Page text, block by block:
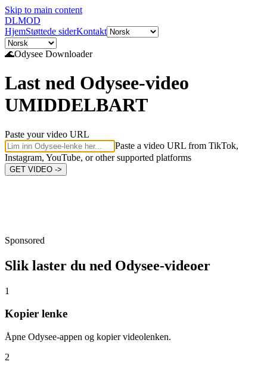
Skip to main content
DLMOD
HjemStøttede siderKontakt
🌊Odysee Downloader
Last ned Odysee-video
UMIDDELBART
Paste your video URL
Paste a video URL from TikTok,
Instagram, YouTube, or other supported platforms
GET VIDEO ->
Sponsored
Slik laster du ned Odysee-videoer
1
Kopier lenke
Åpne Odysee-appen og kopier videolenken.
2